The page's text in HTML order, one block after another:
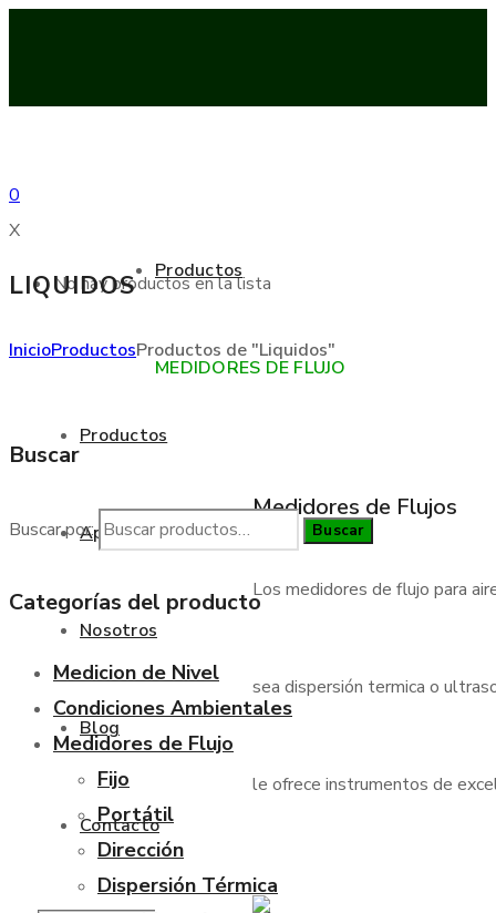
0
X
No hay productos en la lista
Productos
Aplicaciones
Nosotros
Blog
Contacto
Productos
MEDIDORES DE FLUJO
Medidores de Flujos
Los medidores de flujo para
sea dispersión termica o
le ofrece instrumentos de
LIQUIDOS
InicioProductosProductos de "Liquidos"
Buscar
Buscar por: Buscar
Categorías del producto
Medicion de Nivel
Condiciones Ambientales
Medidores de Flujo
Fijo
Portátil
Dirección
Dispersión Térmica